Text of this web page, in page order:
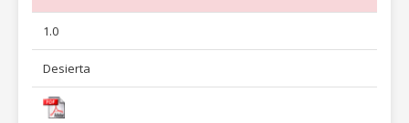
1.0
Desierta